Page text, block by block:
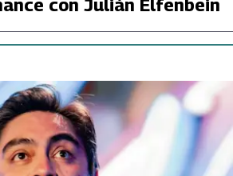
con Julián Elfenbein